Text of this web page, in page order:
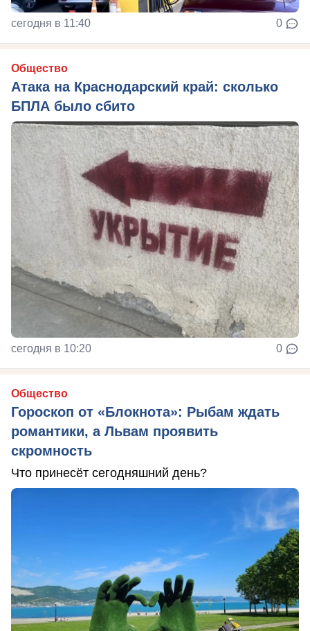
сегодня в 11:40 0
Общество
Атака на Краснодарский край: сколько
БПЛА было сбито
сегодня в 10:20 0
Общество
Гороскоп от «Блокнота»: Рыбам ждать
романтики, а Львам проявить
скромность
Что принесёт сегодняшний день?